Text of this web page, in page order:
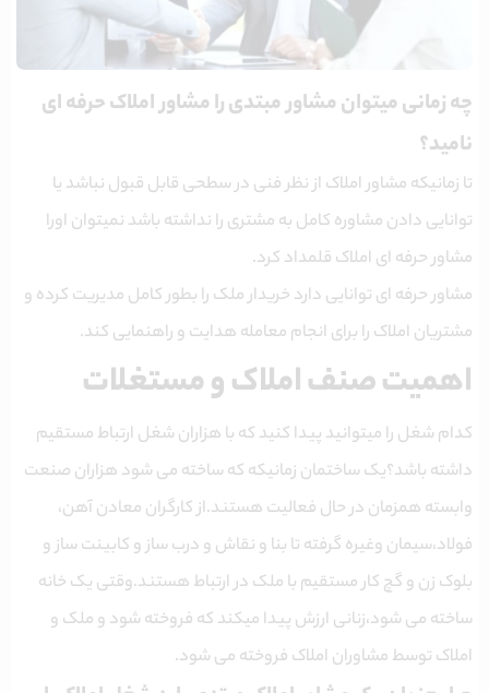
چه زمانی میتوان مشاور مبتدی را مشاور املاک حرفه ای
نامید؟
تا زمانیکه مشاور املاک از نظر فنی در سطحی قابل قبول نباشد یا
توانایی دادن مشاوره کامل به مشتری را نداشته باشد نمیتوان اورا
مشاور حرفه ای املاک قلمداد کرد.
مشاور حرفه ای توانایی دارد خریدار ملک را بطور کامل مدیریت کرده و
مشتریان املاک را برای انجام معامله هدایت و راهنمایی کند.
اهمیت صنف املاک و مستغلات
کدام شغل را میتوانید پیدا کنید که با هزاران شغل ارتباط مستقیم
داشته باشد؟یک ساختمان زمانیکه که ساخته می شود هزاران صنعت
وابسته همزمان در حال فعالیت هستند.از کارگران معادن آهن،
فولاد،سیمان وغیره گرفته تا بنا و نقاش و درب ساز و کابینت ساز و
بلوک زن و گچ کار مستقیم با ملک در ارتباط هستند.وقتی یک خانه
ساخته می شود،زنانی ارزش پیدا میکند که فروخته شود و ملک و
املاک توسط مشاوران املاک فروخته می شود.